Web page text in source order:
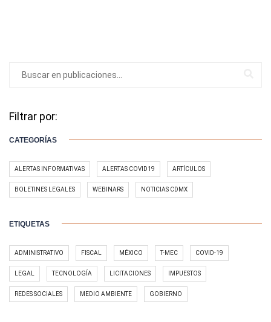
Filtrar por:
CATEGORÍAS
ALERTAS INFORMATIVAS ALERTAS COVID19 ARTÍCULOS
BOLETINES LEGALES WEBINARS NOTICIAS CDMX
ETIQUETAS
ADMINISTRATIVO FISCAL MÉXICO T-MEC COVID-19
LEGAL TECNOLOGÍA LICITACIONES IMPUESTOS
REDES SOCIALES MEDIO AMBIENTE GOBIERNO